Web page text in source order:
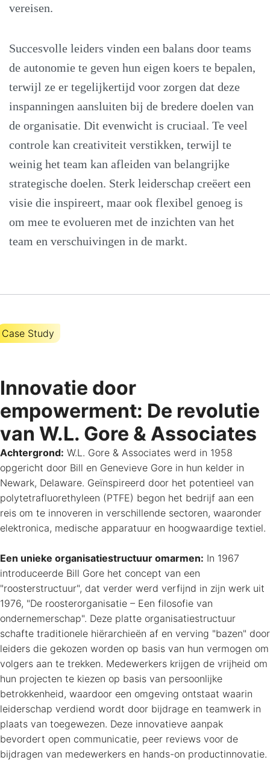
vereisen.
Succesvolle leiders vinden een balans door teams
de autonomie te geven hun eigen koers te bepalen,
terwijl ze er tegelijkertijd voor zorgen dat deze
inspanningen aansluiten bij de bredere doelen van
de organisatie. Dit evenwicht is cruciaal. Te veel
controle kan creativiteit verstikken, terwijl te
weinig het team kan afleiden van belangrijke
strategische doelen. Sterk leiderschap creëert een
visie die inspireert, maar ook flexibel genoeg is
om mee te evolueren met de inzichten van het
team en verschuivingen in de markt.
Case Study
Innovatie door
empowerment: De revolutie
van W.L. Gore & Associates
Achtergrond: W.L. Gore & Associates werd in 1958
opgericht door Bill en Genevieve Gore in hun kelder in
Newark, Delaware. Geïnspireerd door het potentieel van
polytetrafluorethyleen (PTFE) begon het bedrijf aan een
reis om te innoveren in verschillende sectoren, waaronder
elektronica, medische apparatuur en hoogwaardige textiel.
Een unieke organisatiestructuur omarmen: In 1967
introduceerde Bill Gore het concept van een
"roosterstructuur", dat verder werd verfijnd in zijn werk uit
1976, "De roosterorganisatie – Een filosofie van
ondernemerschap". Deze platte organisatiestructuur
schafte traditionele hiërarchieën af en verving "bazen" door
leiders die gekozen worden op basis van hun vermogen om
volgers aan te trekken. Medewerkers krijgen de vrijheid om
hun projecten te kiezen op basis van persoonlijke
betrokkenheid, waardoor een omgeving ontstaat waarin
leiderschap verdiend wordt door bijdrage en teamwerk in
plaats van toegewezen. Deze innovatieve aanpak
bevordert open communicatie, peer reviews voor de
bijdragen van medewerkers en hands-on productinnovatie.